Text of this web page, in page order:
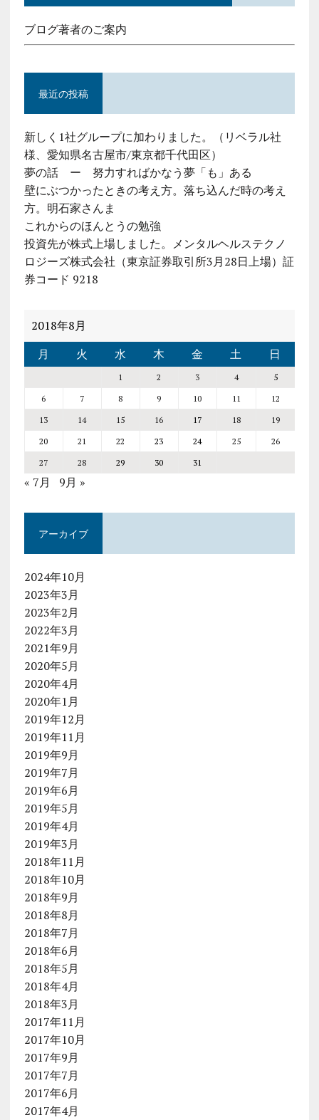
ブログ著者のご案内
最近の投稿
新しく1社グループに加わりました。（リベラル社
様、愛知県名古屋市/東京都千代田区）
夢の話 ー 努力すればかなう夢「も」ある
壁にぶつかったときの考え方。落ち込んだ時の考え
方。明石家さんま
これからのほんとうの勉強
投資先が株式上場しました。メンタルヘルステクノ
ロジーズ株式会社（東京証券取引所3月28日上場）証
券コード 9218
2018年8月
月
火 水 木 金 土 日
1 2 3 4
5
6
7 8 9 10 11
12
13
14 15 16 17 18
19
20
21 22 23 24 25
26
27
28 29 30 31
« 7月 9月 »
アーカイブ
2024年10月
2023年3月
2023年2月
2022年3月
2021年9月
2020年5月
2020年4月
2020年1月
2019年12月
2019年11月
2019年9月
2019年7月
2019年6月
2019年5月
2019年4月
2019年3月
2018年11月
2018年10月
2018年9月
2018年8月
2018年7月
2018年6月
2018年5月
2018年4月
2018年3月
2017年11月
2017年10月
2017年9月
2017年7月
2017年6月
2017年4月